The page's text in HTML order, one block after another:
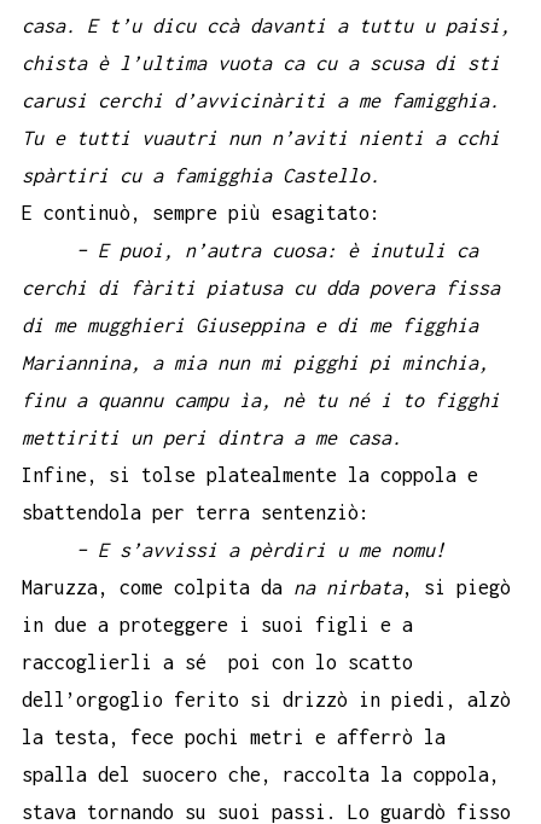
casa. E t’u dicu ccà davanti a tuttu u paisi,
chista è l’ultima vuota ca cu a scusa di sti
carusi cerchi d’avvicinàriti a me famigghia.
Tu e tutti vuautri nun n’aviti nienti a cchi
spàrtiri cu a famigghia Castello.
E continuò, sempre più esagitato:
– E puoi, n’autra cuosa: è inutuli ca
cerchi di fàriti piatusa cu dda povera fissa
di me mugghieri Giuseppina e di me figghia
Mariannina, a mia nun mi pigghi pi minchia,
finu a quannu campu ìa, nè tu né i to figghi
mettiriti un peri dintra a me casa.
Infine, si tolse platealmente la coppola e
sbattendola per terra sentenziò:
– E s’avvissi a pèrdiri u me nomu!
Maruzza, come colpita da na nirbata, si piegò
in due a proteggere i suoi figli e a
raccoglierli a sé poi con lo scatto
dell’orgoglio ferito si drizzò in piedi, alzò
la testa, fece pochi metri e afferrò la
spalla del suocero che, raccolta la coppola,
stava tornando su suoi passi. Lo guardò fisso